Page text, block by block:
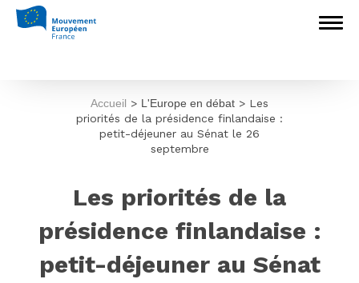
Accueil > L'Europe en débat > Les
priorités de la présidence finlandaise :
petit-déjeuner au Sénat le 26
septembre
Les priorités de la
présidence finlandaise :
petit-déjeuner au Sénat